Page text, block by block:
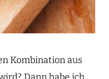
Kombination aus